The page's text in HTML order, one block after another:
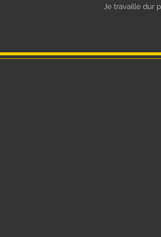
Je travaille dur